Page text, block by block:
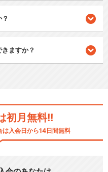
ますか？
初月無料!!
入会日から14日間無料